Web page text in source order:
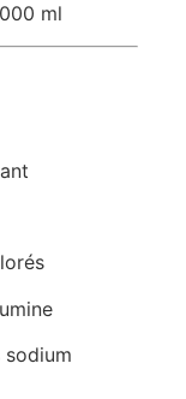
ml
sodium